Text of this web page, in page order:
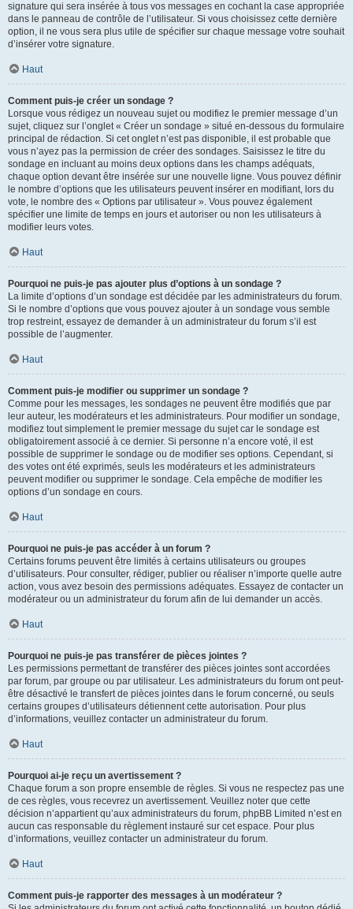
signature qui sera insérée à tous vos messages en cochant la case appropriée
dans le panneau de contrôle de l’utilisateur. Si vous choisissez cette dernière
option, il ne vous sera plus utile de spécifier sur chaque message votre souhait
d’insérer votre signature.
Haut
Comment puis-je créer un sondage ?
Lorsque vous rédigez un nouveau sujet ou modifiez le premier message d’un
sujet, cliquez sur l’onglet « Créer un sondage » situé en-dessous du formulaire
principal de rédaction. Si cet onglet n’est pas disponible, il est probable que
vous n’ayez pas la permission de créer des sondages. Saisissez le titre du
sondage en incluant au moins deux options dans les champs adéquats,
chaque option devant être insérée sur une nouvelle ligne. Vous pouvez définir
le nombre d’options que les utilisateurs peuvent insérer en modifiant, lors du
vote, le nombre des « Options par utilisateur ». Vous pouvez également
spécifier une limite de temps en jours et autoriser ou non les utilisateurs à
modifier leurs votes.
Haut
Pourquoi ne puis-je pas ajouter plus d’options à un sondage ?
La limite d’options d’un sondage est décidée par les administrateurs du forum.
Si le nombre d’options que vous pouvez ajouter à un sondage vous semble
trop restreint, essayez de demander à un administrateur du forum s’il est
possible de l’augmenter.
Haut
Comment puis-je modifier ou supprimer un sondage ?
Comme pour les messages, les sondages ne peuvent être modifiés que par
leur auteur, les modérateurs et les administrateurs. Pour modifier un sondage,
modifiez tout simplement le premier message du sujet car le sondage est
obligatoirement associé à ce dernier. Si personne n’a encore voté, il est
possible de supprimer le sondage ou de modifier ses options. Cependant, si
des votes ont été exprimés, seuls les modérateurs et les administrateurs
peuvent modifier ou supprimer le sondage. Cela empêche de modifier les
options d’un sondage en cours.
Haut
Pourquoi ne puis-je pas accéder à un forum ?
Certains forums peuvent être limités à certains utilisateurs ou groupes
d’utilisateurs. Pour consulter, rédiger, publier ou réaliser n’importe quelle autre
action, vous avez besoin des permissions adéquates. Essayez de contacter un
modérateur ou un administrateur du forum afin de lui demander un accès.
Haut
Pourquoi ne puis-je pas transférer de pièces jointes ?
Les permissions permettant de transférer des pièces jointes sont accordées
par forum, par groupe ou par utilisateur. Les administrateurs du forum ont peut-
être désactivé le transfert de pièces jointes dans le forum concerné, ou seuls
certains groupes d’utilisateurs détiennent cette autorisation. Pour plus
d’informations, veuillez contacter un administrateur du forum.
Haut
Pourquoi ai-je reçu un avertissement ?
Chaque forum a son propre ensemble de règles. Si vous ne respectez pas une
de ces règles, vous recevrez un avertissement. Veuillez noter que cette
décision n’appartient qu’aux administrateurs du forum, phpBB Limited n’est en
aucun cas responsable du règlement instauré sur cet espace. Pour plus
d’informations, veuillez contacter un administrateur du forum.
Haut
Comment puis-je rapporter des messages à un modérateur ?